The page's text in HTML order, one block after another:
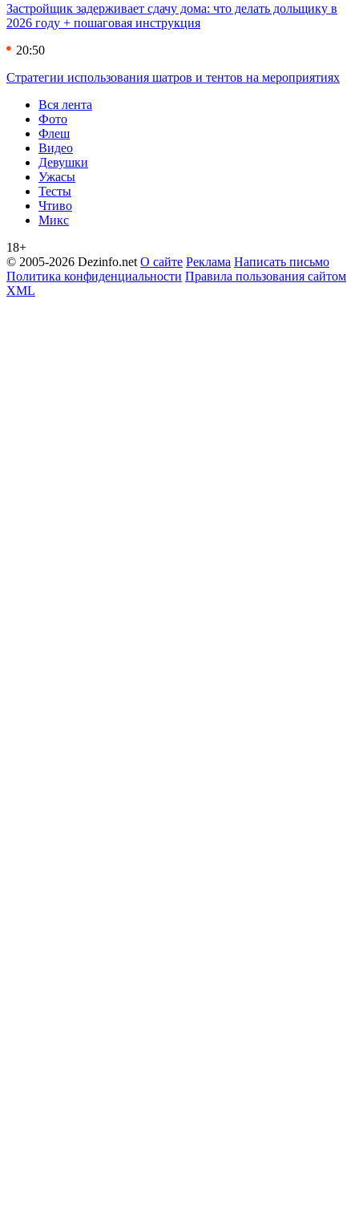
Застройщик задерживает сдачу дома: что делать дольщику в
2026 году + пошаговая инструкция
20:50
Стратегии использования шатров и тентов на мероприятиях
Вся лента
Фото
Флеш
Видео
Девушки
Ужасы
Тесты
Чтиво
Микс
18+
© 2005-2026 Dezinfo.net О сайте Реклама Написать письмо
Политика конфиденциальности Правила пользования сайтом
XML